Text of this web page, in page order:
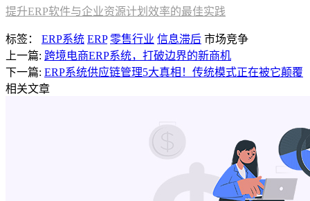
提升ERP软件与企业资源计划效率的最佳实践
标签： ERP系统 ERP 零售行业 信息滞后 市场竞争
上一篇: 跨境电商ERP系统，打破边界的新商机
下一篇: ERP系统供应链管理5大真相！传统模式正在被它颠覆
相关文章